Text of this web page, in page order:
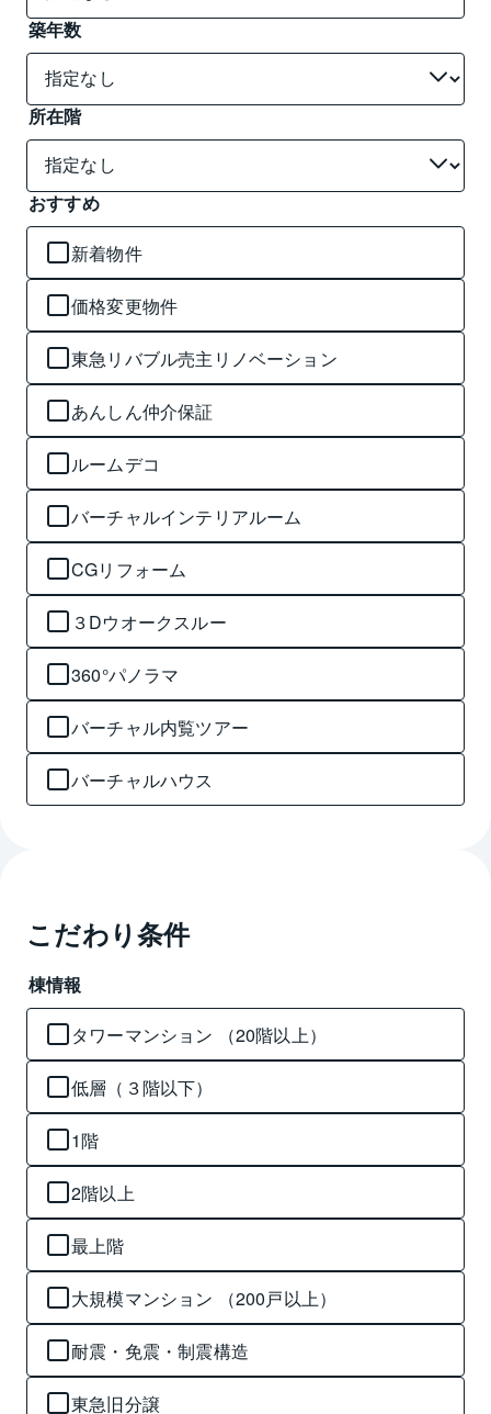
築年数
所在階
おすすめ
新着物件
価格変更物件
東急リバブル売主リノベーション
あんしん仲介保証
ルームデコ
バーチャルインテリアルーム
CGリフォーム
３Dウオークスルー
360°パノラマ
バーチャル内覧ツアー
バーチャルハウス
こだわり条件
棟情報
タワーマンション （20階以上）
低層（３階以下）
1階
2階以上
最上階
大規模マンション （200戸以上）
耐震・免震・制震構造
東急旧分譲